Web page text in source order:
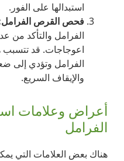
استبدالها على الفور.
فحص القرص
الفرامل والتأكد من
اعوجاجات. قد تتسبب
الفرامل وتؤدي إلى
والإيقاف السريع.
أعراض وعلامات
الفرامل
هناك بعض العلامات التي